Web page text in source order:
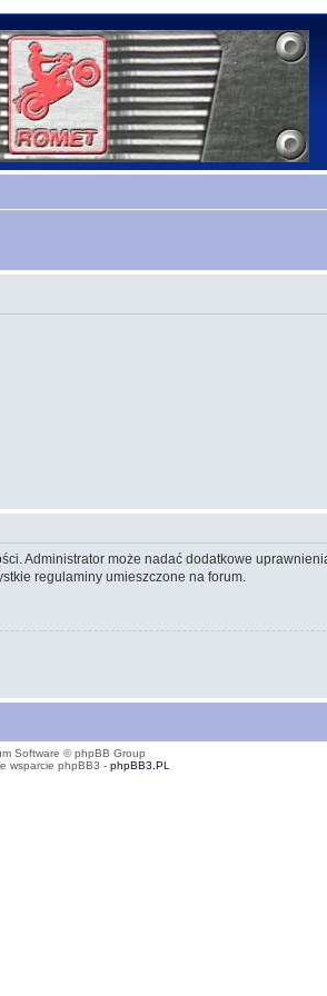
Administrator może nadać dodatkowe
regulaminy umieszczone na forum.
Software © phpBB Group
wsparcie phpBB3 - phpBB3.PL